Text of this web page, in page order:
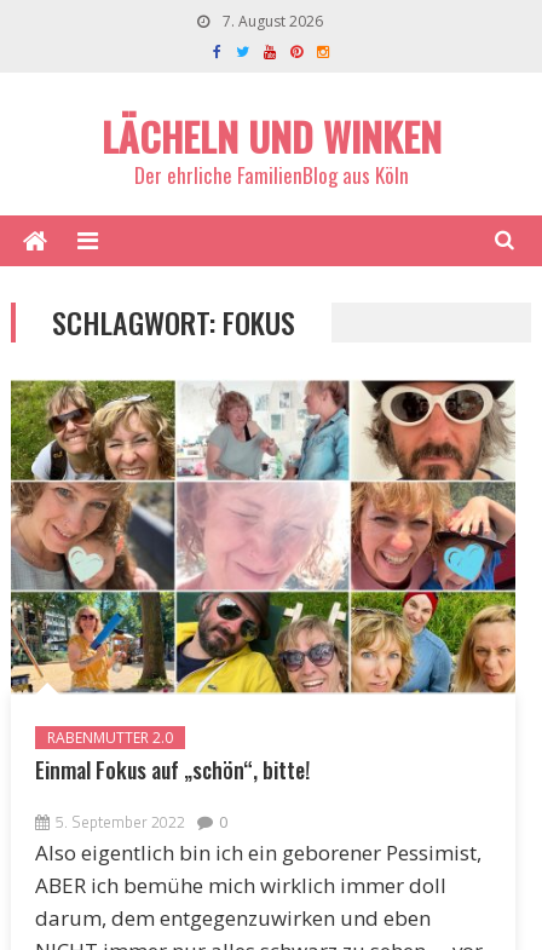
7. August 2026
LÄCHELN UND WINKEN
Der ehrliche FamilienBlog aus Köln
SCHLAGWORT:FOKUS
RABENMUTTER 2.0
Einmal Fokus auf „schön“, bitte!
5. September 2022 0
Also eigentlich bin ich ein geborener Pessimist,
ABER ich bemühe mich wirklich immer doll
darum, dem entgegenzuwirken und eben